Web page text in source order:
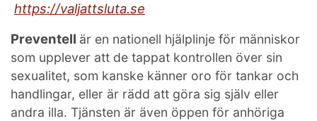
https://valjattsluta.se
Preventell är en nationell hjälplinje för människor
som upplever att de tappat kontrollen över sin
sexualitet, som kanske känner oro för tankar och
handlingar, eller är rädd att göra sig själv eller
andra illa. Tjänsten är även öppen för anhöriga